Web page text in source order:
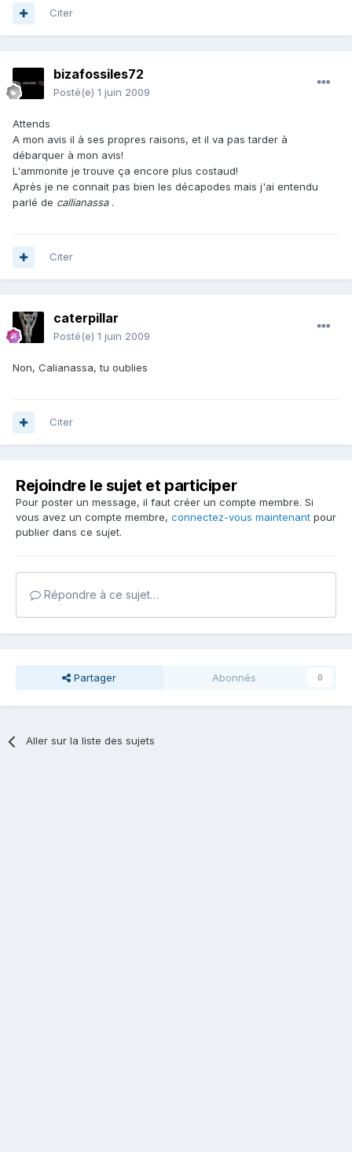
Citer
bizafossiles72
Posté(e) 1 juin 2009
Attends
A mon avis il à ses propres raisons, et il va pas tarder à
débarquer à mon avis!
L'ammonite je trouve ça encore plus costaud!
Après je ne connait pas bien les décapodes mais j'ai entendu
parlé de callianassa .
Citer
caterpillar
Posté(e) 1 juin 2009
Non, Calianassa, tu oublies
Citer
Rejoindre le sujet et participer
Pour poster un message, il faut créer un compte membre. Si
vous avez un compte membre, connectez-vous maintenant pour
publier dans ce sujet.
Répondre à ce sujet…
Partager Abonnés 0
Aller sur la liste des sujets